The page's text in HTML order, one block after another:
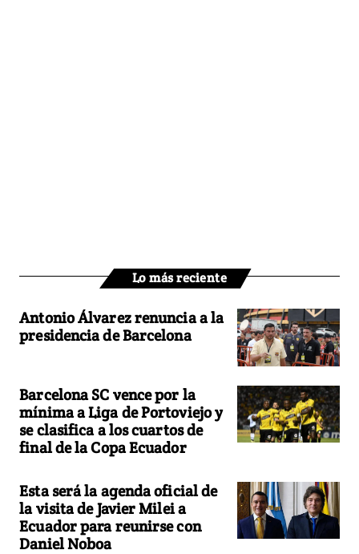
Lo más reciente
Antonio Álvarez renuncia a la
presidencia de Barcelona
Barcelona SC vence por la
mínima a Liga de Portoviejo y
se clasifica a los cuartos de
final de la Copa Ecuador
Esta será la agenda oficial de
la visita de Javier Milei a
Ecuador para reunirse con
Daniel Noboa